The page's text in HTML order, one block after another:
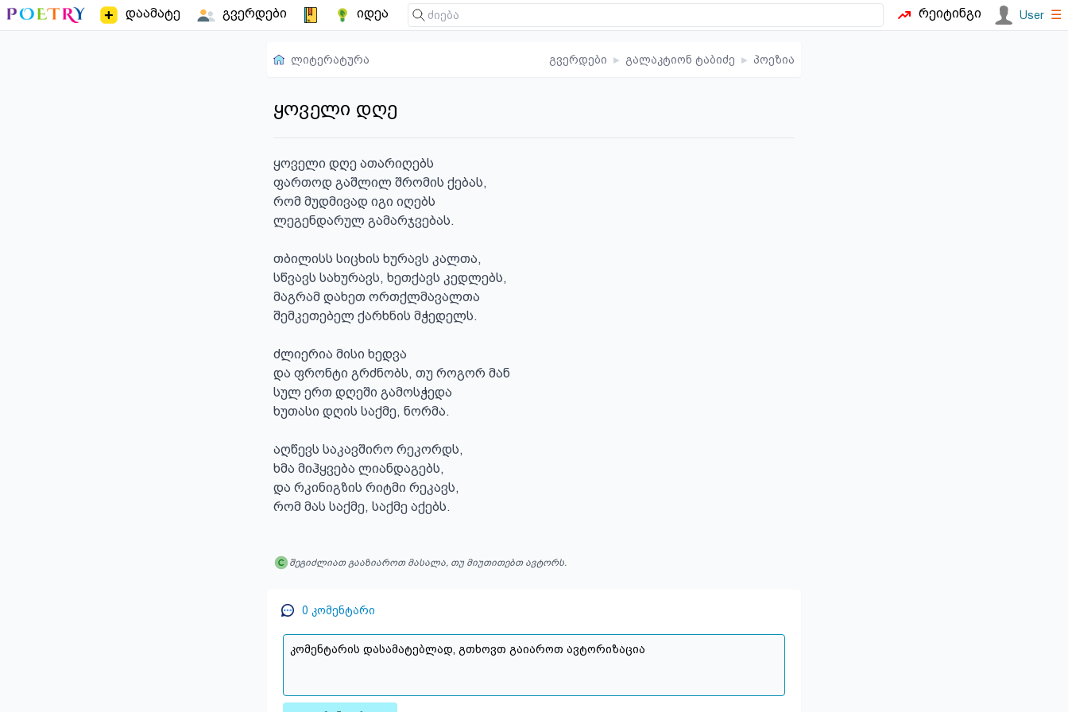
დაამატე გვერდები იდეა რეიტინგი User ☰
ლიტერატურა გვერდები ▸ გალაკტიონ ტაბიძე ▸ პოეზია
ყოველი დღე
ყოველი დღე ათარიღებს
ფართოდ გაშლილ შრომის ქებას,
რომ მუდმივად იგი იღებს
ლეგენდარულ გამარჯვებას.
თბილისს სიცხის ხურავს კალთა,
სწვავს სახურავს, ხეთქავს კედლებს,
მაგრამ დახეთ ორთქლმავალთა
შემკეთებელ ქარხნის მჭედელს.
ძლიერია მისი ხედვა
და ფრონტი გრძნობს, თუ როგორ მან
სულ ერთ დღეში გამოსჭედა
ხუთასი დღის საქმე, ნორმა.
აღწევს საკავშირო რეკორდს,
ხმა მიჰყვება ლიანდაგებს,
და რკინიგზის რიტმი რეკავს,
რომ მას საქმე, საქმე აქებს.
შეგიძლიათ გააზიაროთ მასალა, თუ მიუთითებთ ავტორს.
0 კომენტარი